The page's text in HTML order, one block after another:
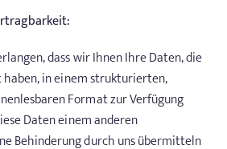
dass wir Ihnen Ihre Daten, die
in einem strukturierten,
Format zur Verfügung
Daten einem anderen
Behinderung durch uns übermitteln